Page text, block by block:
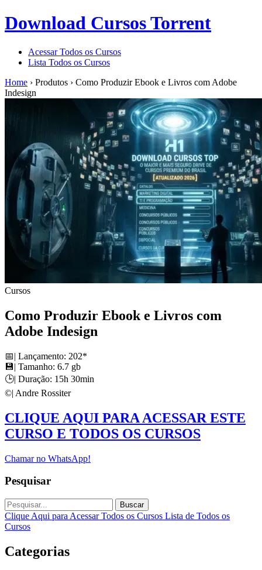
Download Cursos Torrent
Acessar Todos os Cursos
Lista Todos os Cursos
Home › Produtos › Como Produzir Ebook e Livros com Adobe
Indesign
Cursos
Como Produzir Ebook e Livros com
Adobe Indesign
📅| Lançamento: 202*
💾| Tamanho: 6.7 gb
🕒| Duração: 15h 30min
©️| Andre Rossiter
CLIQUE AQUI PARA ACESSAR ESTE
CURSO E TODOS OS CURSOS
Chamar no WhatsApp!
Pesquisar
Buscar
Clique Aqui para Acessar Todos os Cursos Lista de Todos os
Cursos
Categorias